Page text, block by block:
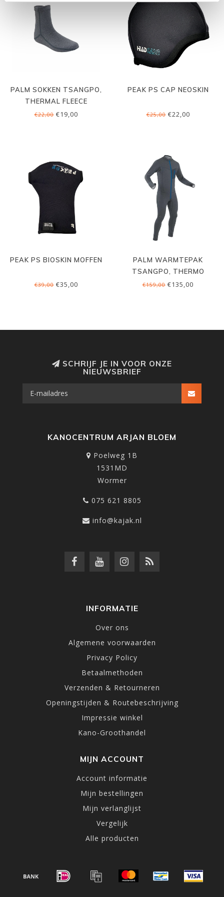
PALM SOKKEN TSANGPO,
THERMAL FLEECE
€22,00€19,00
PEAK PS CAP NEOSKIN
€25,00€22,00
PEAK PS BIOSKIN MOFFEN
€39,00€35,00
PALM WARMTEPAK
TSANGPO, THERMO
FLEECE
€159,00 €135,00
SCHRIJF JE IN VOOR ONZE
NIEUWSBRIEF
KANOCENTRUM ARJAN BLOEM
Poelweg 1B
1531MD
Wormer
075 621 8805
info@kajak.nl
INFORMATIE
Over ons
Algemene voorwaarden
Privacy Policy
Betaalmethoden
Verzenden & Retourneren
Openingstijden & Routebeschrijving
Impressie winkel
Kano-Groothandel
MIJN ACCOUNT
Account informatie
Mijn bestellingen
Mijn verlanglijst
Vergelijk
Alle producten